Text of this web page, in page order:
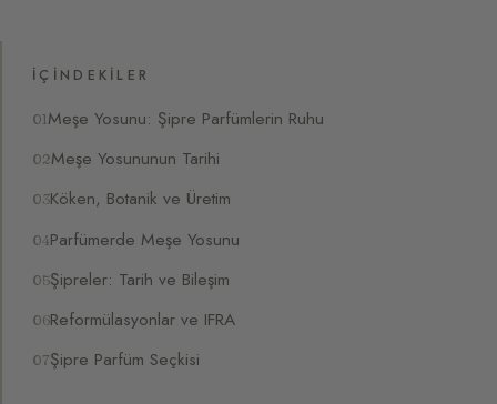
İÇINDEKILER
Meşe Yosunu: Şipre Parfümlerin Ruhu
Meşe Yosununun Tarihi
Köken, Botanik ve Üretim
Parfümerde Meşe Yosunu
Şipreler: Tarih ve Bileşim
Reformülasyonlar ve IFRA
Şipre Parfüm Seçkisi